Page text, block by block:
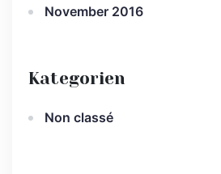
November 2016
Kategorien
Non classé